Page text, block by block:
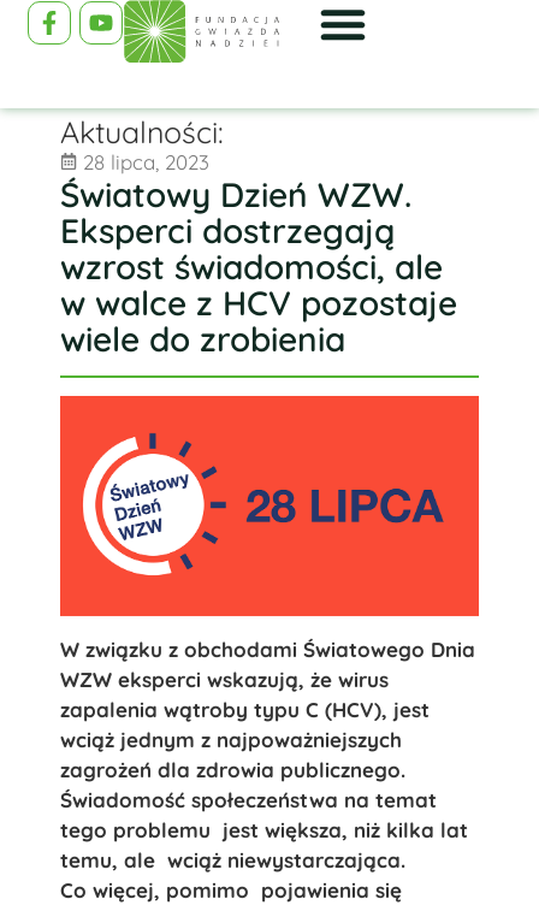
Aktualności:
28 lipca, 2023
Światowy Dzień WZW.
Eksperci dostrzegają
wzrost świadomości, ale
w walce z HCV pozostaje
wiele do zrobienia
W związku z obchodami Światowego Dnia
WZW eksperci wskazują, że wirus
zapalenia wątroby typu C (HCV), jest
wciąż jednym z najpoważniejszych
zagrożeń dla zdrowia publicznego.
Świadomość społeczeństwa na temat
tego problemu jest większa, niż kilka lat
temu, ale wciąż niewystarczająca.
Co więcej, pomimo pojawienia się